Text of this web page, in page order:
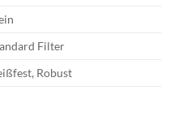
Filter
Robust